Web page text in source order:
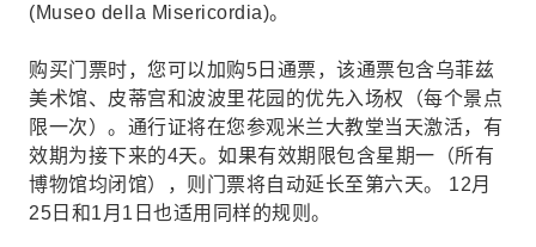
(Museo della Misericordia)。
购买门票时，您可以加购5日通票，该通票包含乌菲兹
美术馆、皮蒂宫和波波里花园的优先入场权（每个景点
限一次）。通行证将在您参观米兰大教堂当天激活，有
效期为接下来的4天。如果有效期限包含星期一（所有
博物馆均闭馆），则门票将自动延长至第六天。 12月
25日和1月1日也适用同样的规则。